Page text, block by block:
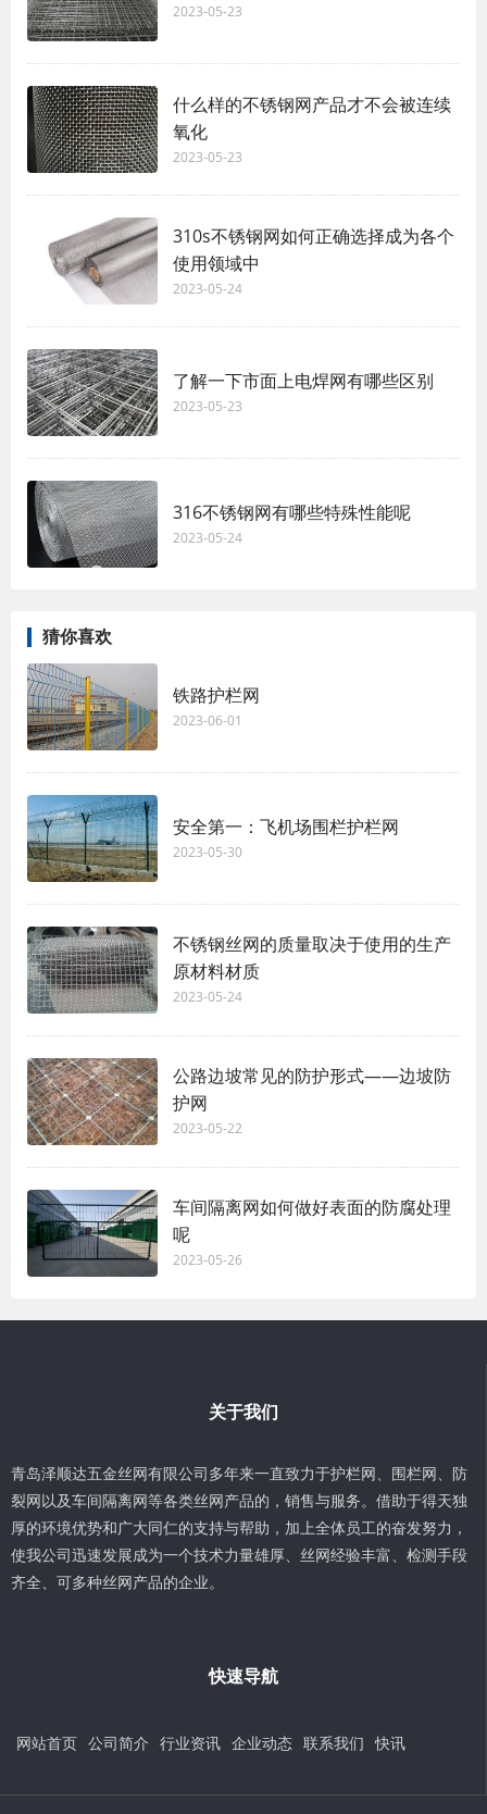
2023-05-23
什么样的不锈钢网产品才不会被连续
氧化
2023-05-23
310s不锈钢网如何正确选择成为各个
使用领域中
2023-05-24
了解一下市面上电焊网有哪些区别
2023-05-23
316不锈钢网有哪些特殊性能呢
2023-05-24
猜你喜欢
铁路护栏网
2023-06-01
安全第一：飞机场围栏护栏网
2023-05-30
不锈钢丝网的质量取决于使用的生产
原材料材质
2023-05-24
公路边坡常见的防护形式——边坡防
护网
2023-05-22
车间隔离网如何做好表面的防腐处理
呢
2023-05-26
关于我们
青岛泽顺达五金丝网有限公司多年来一直致力于护栏网、围栏网、防
裂网以及车间隔离网等各类丝网产品的，销售与服务。借助于得天独
厚的环境优势和广大同仁的支持与帮助，加上全体员工的奋发努力，
使我公司迅速发展成为一个技术力量雄厚、丝网经验丰富、检测手段
齐全、可多种丝网产品的企业。
快速导航
网站首页 公司简介 行业资讯 企业动态 联系我们 快讯